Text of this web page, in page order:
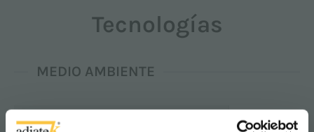
Tecnologías
MEDIO AMBIENTE